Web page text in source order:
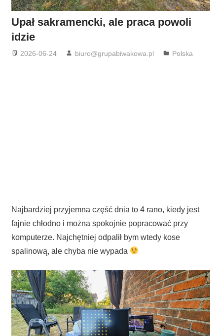
Upał sakramencki, ale praca powoli
idzie
2026-06-24 biuro@grupabiwakowa.pl Polska
Najbardziej przyjemna część dnia to 4 rano, kiedy jest
fajnie chłodno i można spokojnie popracować przy
komputerze. Najchętniej odpalił bym wtedy kose
spalinową, ale chyba nie wypada